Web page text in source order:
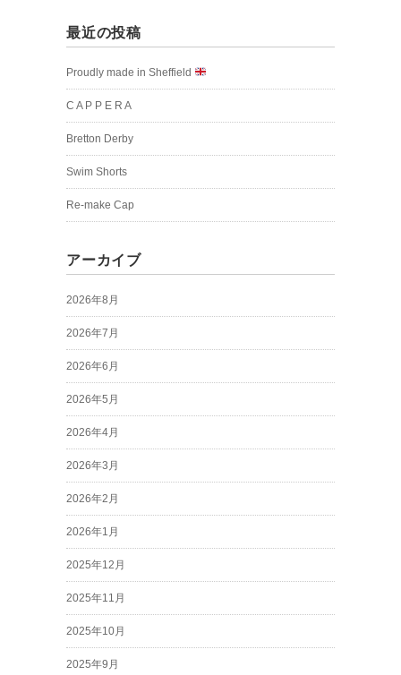
最近の投稿
Proudly made in Sheffield
C A P P E R A
Bretton Derby
Swim Shorts
Re-make Cap
アーカイブ
2026年8月
2026年7月
2026年6月
2026年5月
2026年4月
2026年3月
2026年2月
2026年1月
2025年12月
2025年11月
2025年10月
2025年9月